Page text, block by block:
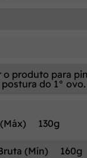
o produto para
do 1° ovo.
130g
(Mín) 160g